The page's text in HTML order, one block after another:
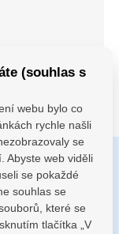
(souhlas s
webu bylo co
rychle našli
se
Abyste web viděli
se pokaždé
souhlas se
které se
tlačítka „V